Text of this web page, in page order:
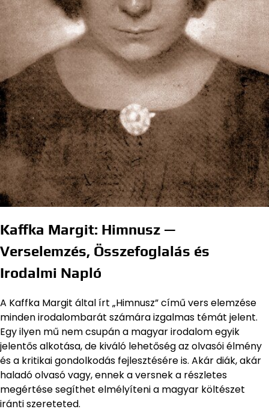
Kaffka Margit: Himnusz —
Verselemzés, Összefoglalás és
Irodalmi Napló
A Kaffka Margit által írt „Himnusz” című vers elemzése
minden irodalombarát számára izgalmas témát jelent.
Egy ilyen mű nem csupán a magyar irodalom egyik
jelentős alkotása, de kiváló lehetőség az olvasói élmény
és a kritikai gondolkodás fejlesztésére is. Akár diák, akár
haladó olvasó vagy, ennek a versnek a részletes
megértése segíthet elmélyíteni a magyar költészet
iránti szereteted.